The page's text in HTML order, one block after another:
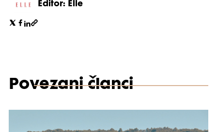
Editor: Elle
Povezani članci